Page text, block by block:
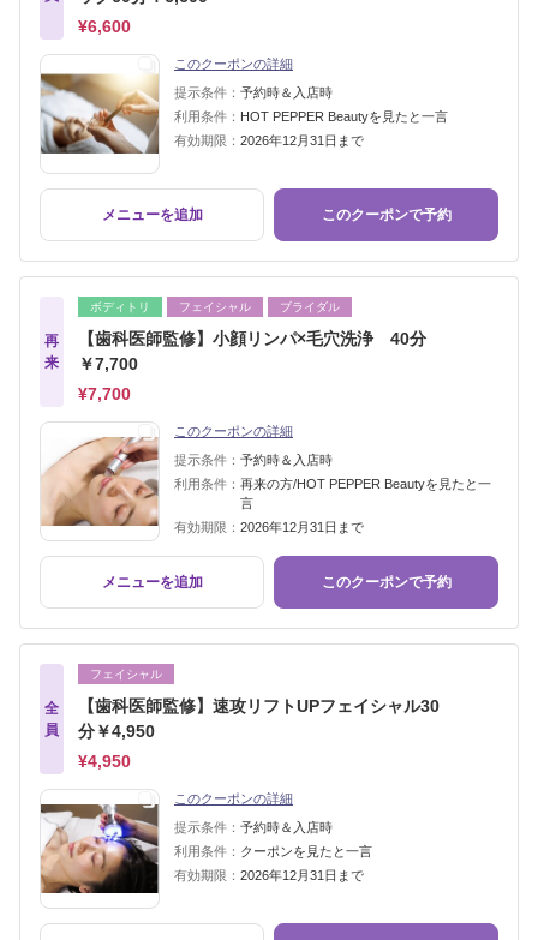
¥6,600
このクーポンの詳細
提示条件： 予約時＆入店時
利用条件： HOT PEPPER Beautyを見たと一言
有効期限： 2026年12月31日まで
メニューを追加 このクーポンで予約
再
来
ボディトリ フェイシャル ブライダル
【歯科医師監修】小顔リンパ×毛穴洗浄 40分
￥7,700
¥7,700
このクーポンの詳細
提示条件： 予約時＆入店時
利用条件： 再来の方/HOT PEPPER Beautyを見たと一
言
有効期限： 2026年12月31日まで
メニューを追加 このクーポンで予約
全
員
フェイシャル
【歯科医師監修】速攻リフトUPフェイシャル30
分￥4,950
¥4,950
このクーポンの詳細
提示条件： 予約時＆入店時
利用条件： クーポンを見たと一言
有効期限： 2026年12月31日まで